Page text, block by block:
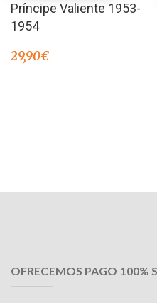
Príncipe Valiente 1953-
1954
29,90€
OFRECEMOS PAGO 100%